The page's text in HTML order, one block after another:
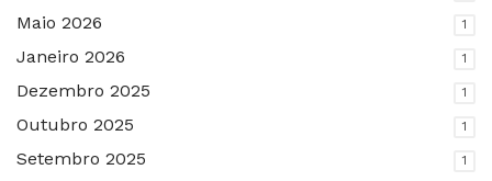
Maio 2026 1
Janeiro 2026 1
Dezembro 2025 1
Outubro 2025 1
Setembro 2025 1